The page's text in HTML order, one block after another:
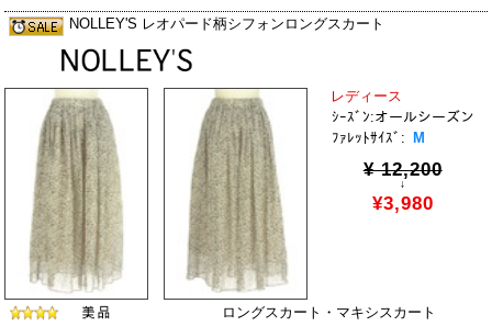
NOLLEY'S レオパード柄シフォンロングスカート
レディース
ｼｰｽﾞﾝ:オールシーズン
ﾌｧﾚｯﾄｻｲｽﾞ:
M
¥ 12,200
↓
¥3,980
ロングスカート・マキシスカート